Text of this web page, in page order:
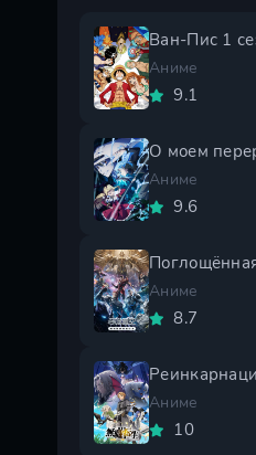
Ван-Пис 1
Аниме
9.1
Аниме
9.6
Аниме
8.7
Аниме
10